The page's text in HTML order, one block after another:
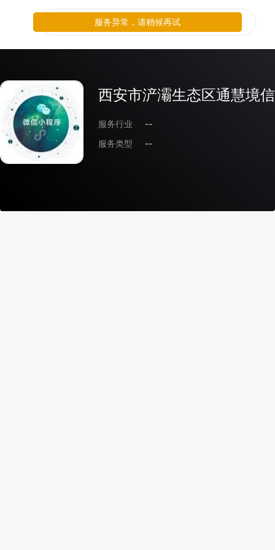
西安市浐灞生态区通慧境
服务行业
--
服务类型
--
服务异常，请稍候再试